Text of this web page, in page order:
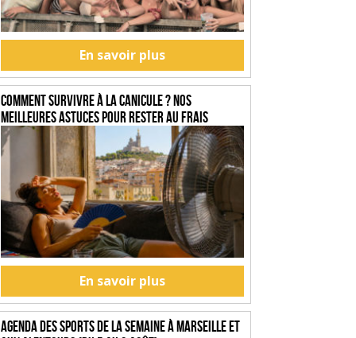
En savoir plus
Comment survivre à la canicule ? Nos
meilleures astuces pour rester au frais
En savoir plus
Agenda des sports de la semaine à Marseille et